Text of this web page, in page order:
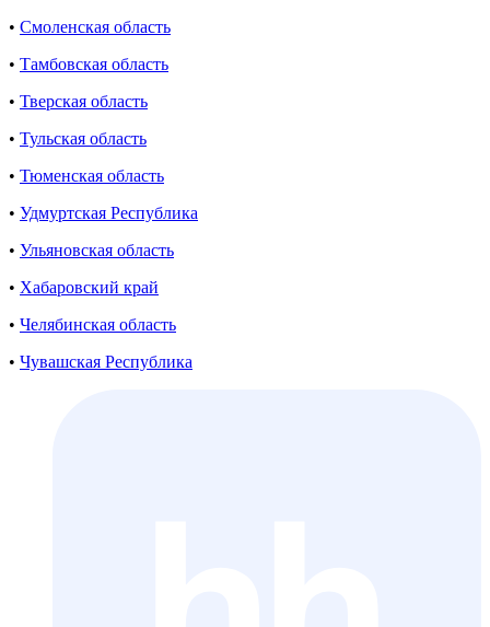
• Смоленская область
• Тамбовская область
• Тверская область
• Тульская область
• Тюменская область
• Удмуртская Республика
• Ульяновская область
• Хабаровский край
• Челябинская область
• Чувашская Республика